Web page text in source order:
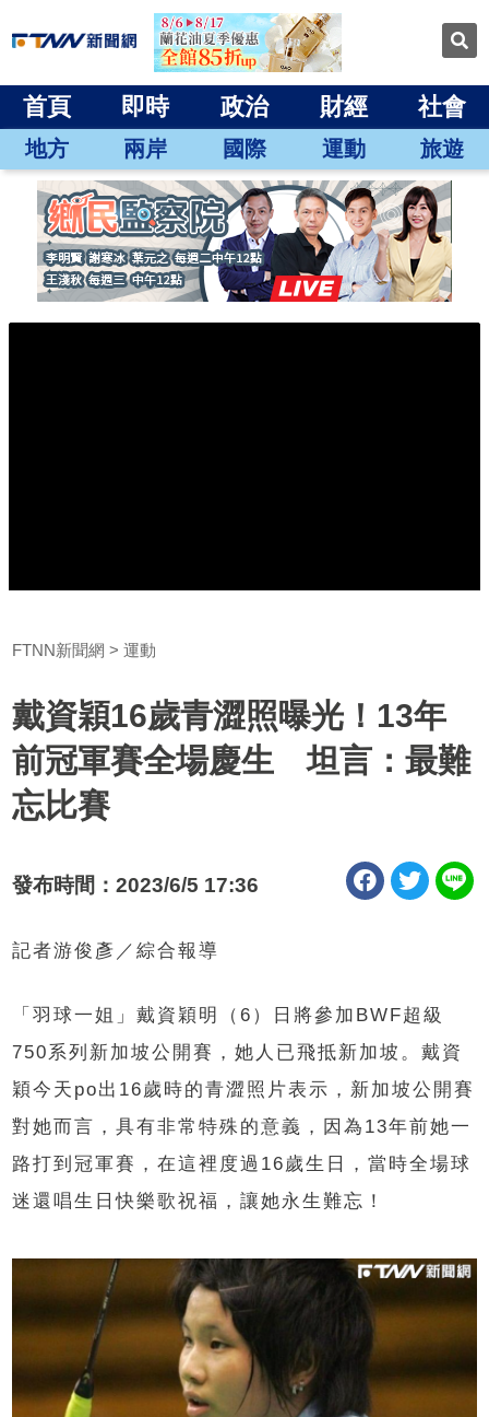
首頁 即時 政治 財經 社會
地方 兩岸 國際 運動 旅遊
FTNN新聞網 運動
戴資穎16歲青澀照曝光！13年
前冠軍賽全場慶生 坦言：最難
忘比賽
發布時間：2023/6/5 17:36
記者游俊彥／綜合報導
「羽球一姐」戴資穎明（6）日將參加BWF超級
750系列新加坡公開賽，她人已飛抵新加坡。戴資
穎今天po出16歲時的青澀照片表示，新加坡公開賽
對她而言，具有非常特殊的意義，因為13年前她一
路打到冠軍賽，在這裡度過16歲生日，當時全場球
迷還唱生日快樂歌祝福，讓她永生難忘！